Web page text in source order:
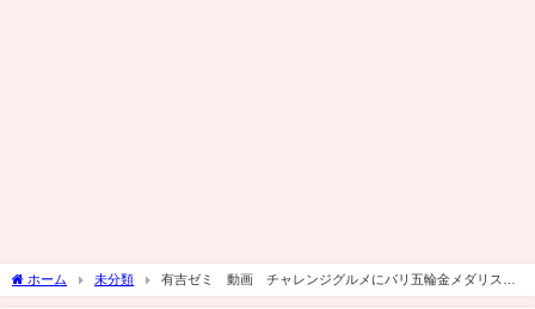
ホーム 未分類
有吉ゼミ 動画 チャレンジグルメにパリ五輪金メダリスト
が参戦 11月11日